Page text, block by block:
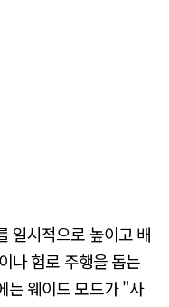
일시적으로 높이고 배
나 험로 주행을 돕는
는 웨이드 모드가 "사